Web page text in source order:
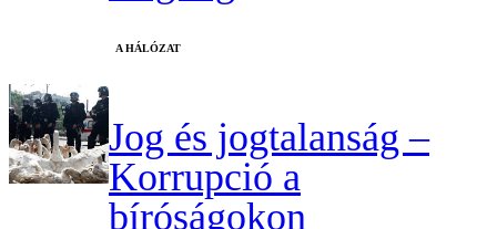
A HÁLÓZAT
Jog és jogtalanság –
Korrupció a
bíróságokon